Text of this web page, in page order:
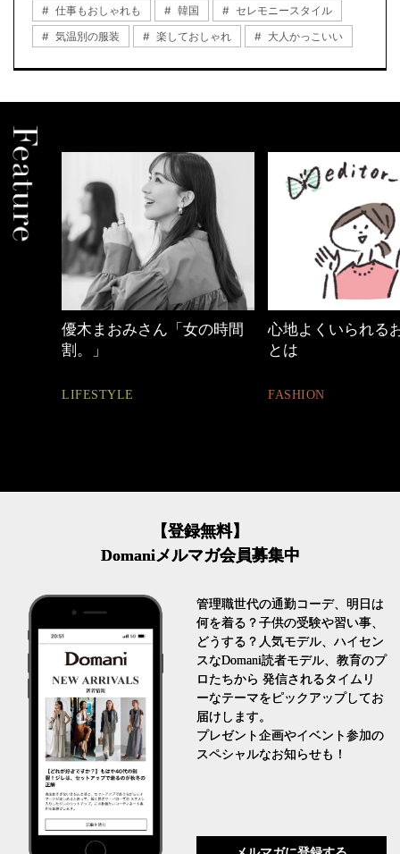
仕事もおしゃれも
韓国
セレモニースタイル
気温別の服装
楽しておしゃれ 大人かっこいい
優木まおみさん「女の時間
割。」
LIFESTYLE
心地よくいられる
とは
FASHION
【登録無料】
Domaniメルマガ会員募集中
管理職世代の通勤コーデ、明日は
何を着る？子供の受験や習い事、
どうする？人気モデル、ハイセン
スなDomani読者モデル、教育のプ
ロたちから 発信されるタイムリ
ーなテーマをピックアップしてお
届けします。
プレゼント企画やイベント参加の
スペシャルなお知らせも！